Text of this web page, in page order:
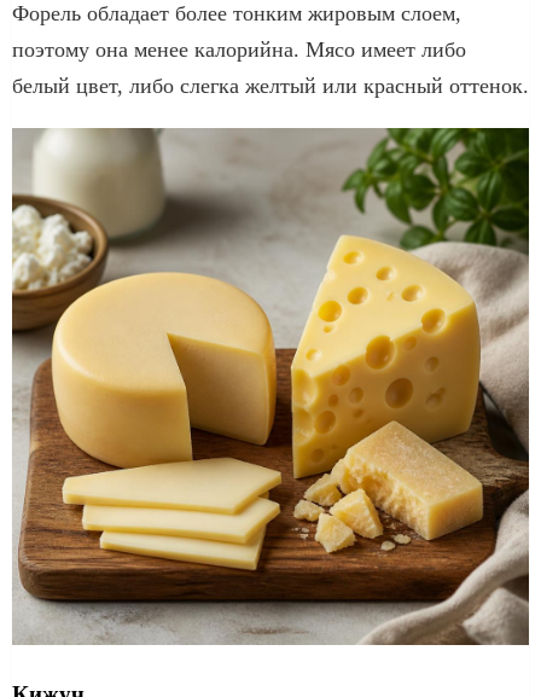
Форель обладает более тонким жировым слоем,
поэтому она менее калорийна. Мясо имеет либо
белый цвет, либо слегка желтый или красный оттенок.